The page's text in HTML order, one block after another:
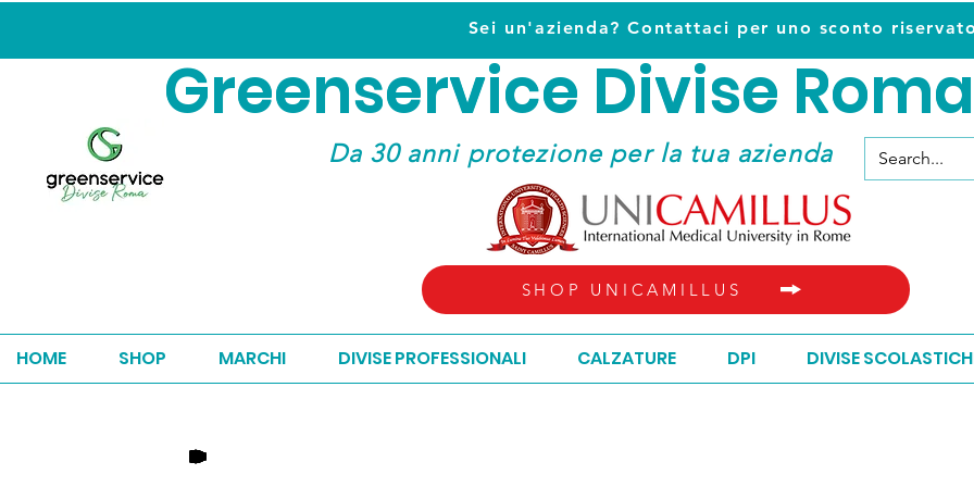
Sei un'azienda? Contattaci per uno sconto
Greenservice Divise
Da 30 anni protezione per la tua azienda
Greenservice Divise
SHOP UNICAMILLUS
HOME SHOP MARCHI DIVISE PROFESSIONALI CALZATURE DPI DIVISE